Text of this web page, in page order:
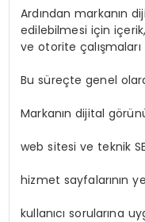
Ardından markanın
edilebilmesi için
ve otorite çalışmaları
Bu süreçte genel
Markanın dijital
web sitesi ve teknik
hizmet sayfalarının
kullanıcı sorularına